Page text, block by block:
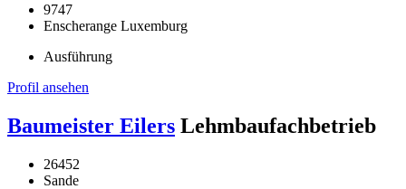
9747
Enscherange Luxemburg
Ausführung
Profil ansehen
Baumeister Eilers Lehmbaufachbetrieb
26452
Sande